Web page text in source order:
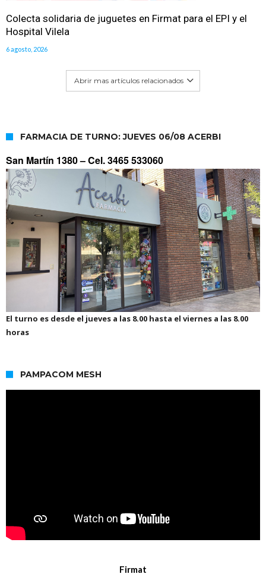
Colecta solidaria de juguetes en Firmat para el EPI y el
Hospital Vilela
6 agosto, 2026
Abrir mas artículos relacionados
FARMACIA DE TURNO: JUEVES 06/08 ACERBI
San Martín 1380 –Cel. 3465 533060
El turno es desde el jueves a las 8.00 hasta el viernes a las 8.00
horas
PAMPACOM MESH
Firmat